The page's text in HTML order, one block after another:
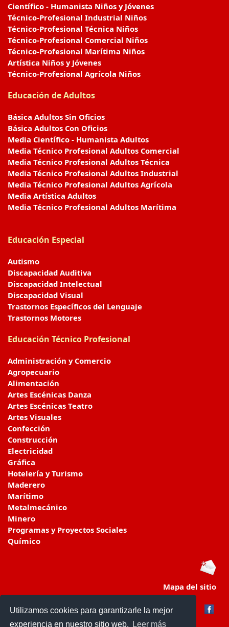
Utilizamos cookies para garantizarle la mejor
experiencia en nuestro sitio web.
Leer más
Científico - Humanista Niños y Jóvenes
Técnico-Profesional Industrial Niños
Técnico-Profesional Técnica Niños
Técnico-Profesional Comercial Niños
Técnico-Profesional Marítima Niños
Artística Niños y Jóvenes
Técnico-Profesional Agrícola Niños
Educación de Adultos
Básica Adultos Sin Oficios
Básica Adultos Con Oficios
Media Científico - Humanista Adultos
Media Técnico Profesional Adultos Comercial
Media Técnico Profesional Adultos Técnica
Media Técnico Profesional Adultos Industrial
Media Técnico Profesional Adultos Agrícola
Media Artística Adultos
Media Técnico Profesional Adultos Marítima
Educación Especial
Autismo
Discapacidad Auditiva
Discapacidad Intelectual
Discapacidad Visual
Trastornos Específicos del Lenguaje
Trastornos Motores
Educación Técnico Profesional
Administración y Comercio
Agropecuario
Alimentación
Artes Escénicas Danza
Artes Escénicas Teatro
Artes Visuales
Confección
Construcción
Electricidad
Gráfica
Hotelería y Turismo
Maderero
Marítimo
Metalmecánico
Minero
Programas y Proyectos Sociales
Químico
Mapa del sitio